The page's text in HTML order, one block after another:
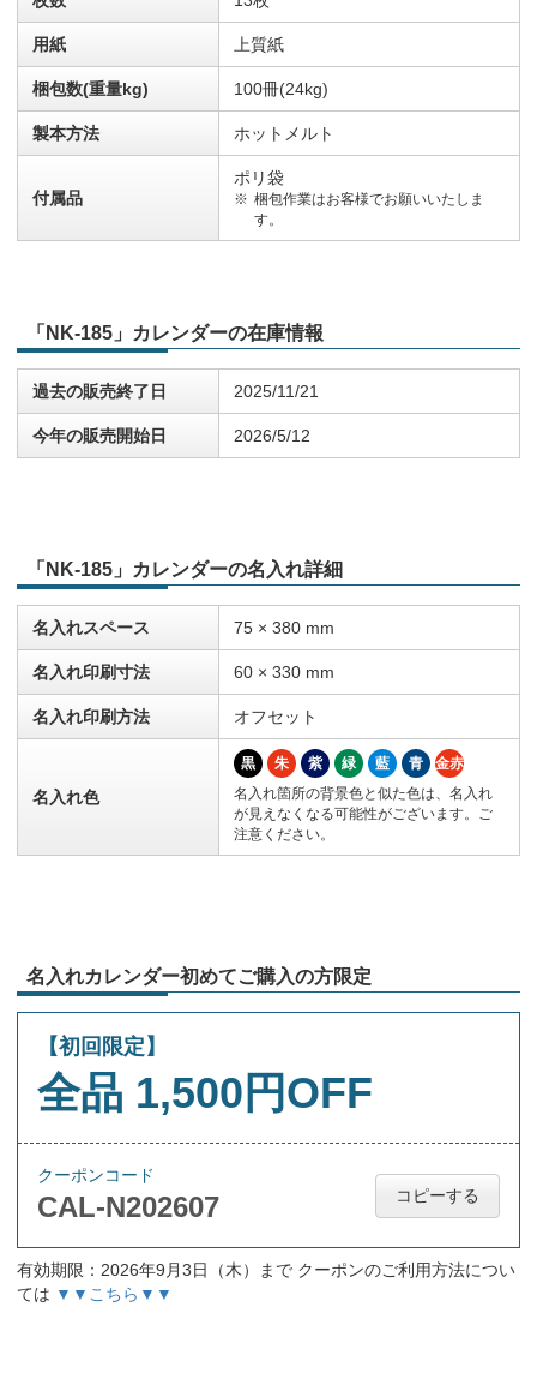
用紙 上質紙
梱包数(重量kg) 100冊(24kg)
製本方法 ホットメルト
付属品
ポリ袋
梱包作業はお客様でお願いいたしま
す。
「NK-185」カレンダーの在庫情報
過去の販売終了日 2025/11/21
今年の販売開始日 2026/5/12
「NK-185」カレンダーの名入れ詳細
名入れスペース 75 × 380 mm
名入れ印刷寸法 60 × 330 mm
名入れ印刷方法 オフセット
名入れ色
黒 朱 紫 緑 藍 青
金赤
名入れ箇所の背景色と似た色は、名入れ
が見えなくなる可能性がございます。ご
注意ください。
名入れカレンダー初めてご購入の方限定
【初回限定】
全品 1,500円OFF
クーポンコード
CAL-N202607 コピーする
有効期限：2026年9月3日（木）まで クーポンのご利用方法につい
ては ▼▼こちら▼▼